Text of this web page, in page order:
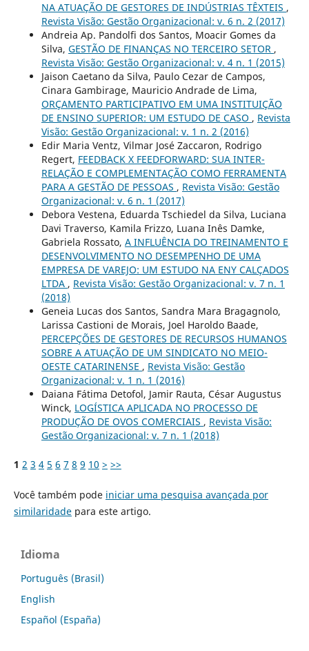
NA ATUAÇÃO DE GESTORES DE INDÚSTRIAS TÊXTEIS ,
Revista Visão: Gestão Organizacional: v. 6 n. 2 (2017)
Andreia Ap. Pandolfi dos Santos, Moacir Gomes da
Silva, GESTÃO DE FINANÇAS NO TERCEIRO SETOR ,
Revista Visão: Gestão Organizacional: v. 4 n. 1 (2015)
Jaison Caetano da Silva, Paulo Cezar de Campos,
Cinara Gambirage, Mauricio Andrade de Lima,
ORÇAMENTO PARTICIPATIVO EM UMA INSTITUIÇÃO
DE ENSINO SUPERIOR: UM ESTUDO DE CASO , Revista
Visão: Gestão Organizacional: v. 1 n. 2 (2016)
Edir Maria Ventz, Vilmar José Zaccaron, Rodrigo
Regert, FEEDBACK X FEEDFORWARD: SUA INTER-
RELAÇÃO E COMPLEMENTAÇÃO COMO FERRAMENTA
PARA A GESTÃO DE PESSOAS , Revista Visão: Gestão
Organizacional: v. 6 n. 1 (2017)
Debora Vestena, Eduarda Tschiedel da Silva, Luciana
Davi Traverso, Kamila Frizzo, Luana Inês Damke,
Gabriela Rossato, A INFLUÊNCIA DO TREINAMENTO E
DESENVOLVIMENTO NO DESEMPENHO DE UMA
EMPRESA DE VAREJO: UM ESTUDO NA ENY CALÇADOS
LTDA , Revista Visão: Gestão Organizacional: v. 7 n. 1
(2018)
Geneia Lucas dos Santos, Sandra Mara Bragagnolo,
Larissa Castioni de Morais, Joel Haroldo Baade,
PERCEPÇÕES DE GESTORES DE RECURSOS HUMANOS
SOBRE A ATUAÇÃO DE UM SINDICATO NO MEIO-
OESTE CATARINENSE , Revista Visão: Gestão
Organizacional: v. 1 n. 1 (2016)
Daiana Fátima Detofol, Jamir Rauta, César Augustus
Winck, LOGÍSTICA APLICADA NO PROCESSO DE
PRODUÇÃO DE OVOS COMERCIAIS , Revista Visão:
Gestão Organizacional: v. 7 n. 1 (2018)
1 2 3 4 5 6 7 8 9 10 > >>
Você também pode iniciar uma pesquisa avançada por
similaridadepara este artigo.
Idioma
Português (Brasil)
English
Español (España)